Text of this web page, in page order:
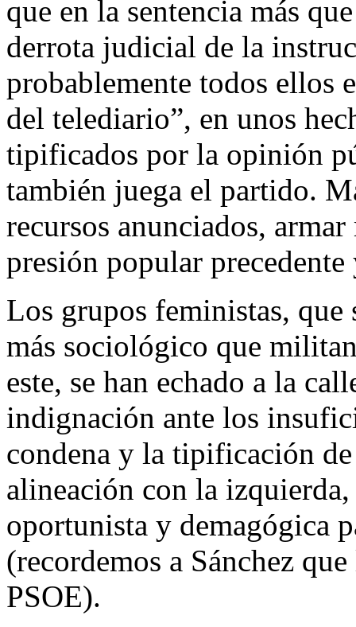
que en la sentencia más
derrota judicial de la
probablemente todos ellos
del telediario”, en unos
tipificados por la opinión
también juega el partido.
recursos anunciados,
presión popular precedente
Los grupos feministas,
más sociológico que
este, se han echado a la
indignación ante los
condena y la tipificación
alineación con la
oportunista y demagógica
(recordemos a Sánchez
PSOE).